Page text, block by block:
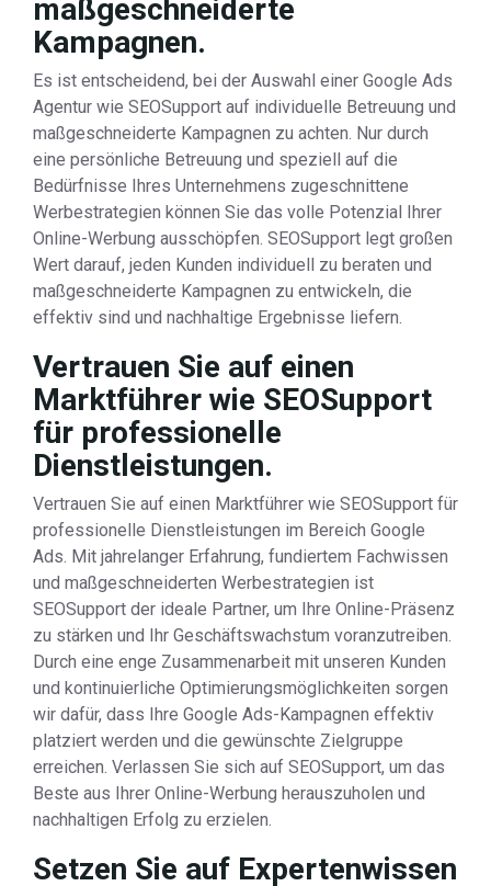
maßgeschneiderte
Kampagnen.
Es ist entscheidend, bei der Auswahl einer Google Ads
Agentur wie SEOSupport auf individuelle Betreuung und
maßgeschneiderte Kampagnen zu achten. Nur durch
eine persönliche Betreuung und speziell auf die
Bedürfnisse Ihres Unternehmens zugeschnittene
Werbestrategien können Sie das volle Potenzial Ihrer
Online-Werbung ausschöpfen. SEOSupport legt großen
Wert darauf, jeden Kunden individuell zu beraten und
maßgeschneiderte Kampagnen zu entwickeln, die
effektiv sind und nachhaltige Ergebnisse liefern.
Vertrauen Sie auf einen
Marktführer wie SEOSupport
für professionelle
Dienstleistungen.
Vertrauen Sie auf einen Marktführer wie SEOSupport für
professionelle Dienstleistungen im Bereich Google
Ads. Mit jahrelanger Erfahrung, fundiertem Fachwissen
und maßgeschneiderten Werbestrategien ist
SEOSupport der ideale Partner, um Ihre Online-Präsenz
zu stärken und Ihr Geschäftswachstum voranzutreiben.
Durch eine enge Zusammenarbeit mit unseren Kunden
und kontinuierliche Optimierungsmöglichkeiten sorgen
wir dafür, dass Ihre Google Ads-Kampagnen effektiv
platziert werden und die gewünschte Zielgruppe
erreichen. Verlassen Sie sich auf SEOSupport, um das
Beste aus Ihrer Online-Werbung herauszuholen und
nachhaltigen Erfolg zu erzielen.
Setzen Sie auf Expertenwissen